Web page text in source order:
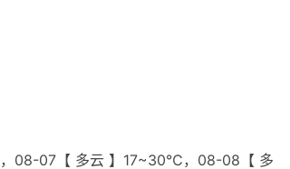
08-07【 多云 】17~30℃，08-08【 多